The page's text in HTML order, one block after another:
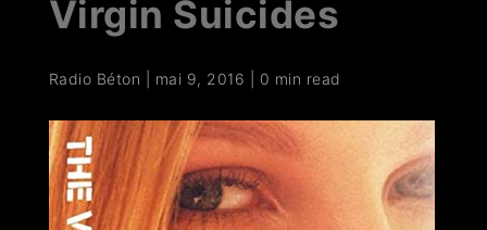
Virgin Suicides
Radio Béton mai 9, 2016 0 min read